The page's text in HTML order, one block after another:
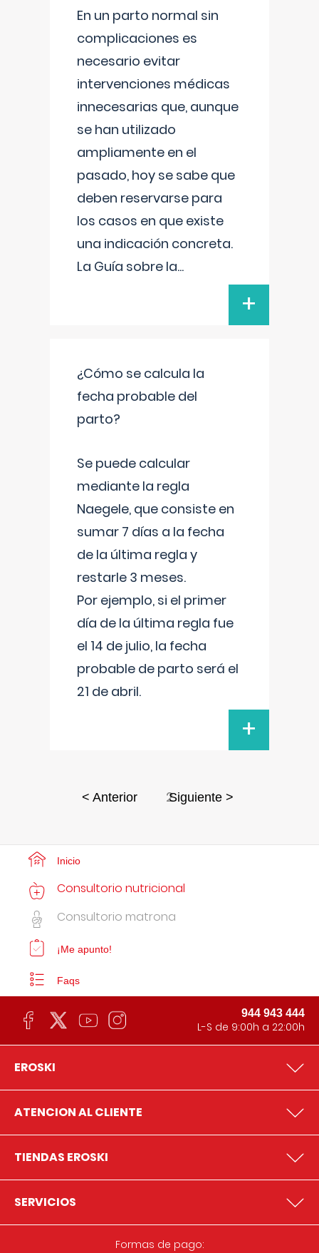
En un parto normal sin
complicaciones es
necesario evitar
intervenciones médicas
innecesarias que, aunque
se han utilizado
ampliamente en el
pasado, hoy se sabe que
deben reservarse para
los casos en que existe
una indicación concreta.
La Guía sobre la...
+
¿Cómo se calcula la
fecha probable del
parto?
Se puede calcular
mediante la regla
Naegele, que consiste en
sumar 7 días a la fecha
de la última regla y
restarle 3 meses.
Por ejemplo, si el primer
día de la última regla fue
el 14 de julio, la fecha
probable de parto será el
21 de abril.
+
< Anterior 2Siguiente >
Inicio
Consultorio nutricional
Consultorio matrona
¡Me apunto!
Faqs
944 943 444
L-S de 9:00h a 22:00h
EROSKI
ATENCION AL CLIENTE
TIENDAS EROSKI
SERVICIOS
Formas de pago: